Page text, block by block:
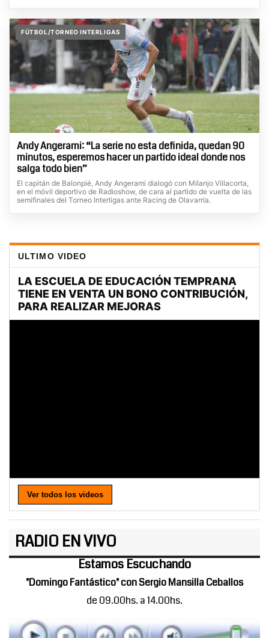
FÚTBOL/TORNEO INTERLIGAS
Andy Angerami: “La serie no esta definida, quedan 90
minutos, esperemos hacer un partido ideal donde nos
salga todo bien”
El capitán de Balonpié, Andy Angerami dialogó con Milanjo Villacorta,
en el móvil deportivo de Radioshow, de cara al partido de vuelta de las
semifinales del Torneo Interligas ante Racing de Olavarría.
ULTIMO VIDEO
Ver todos los videos
RADIO EN VIVO
Estamos Escuchando
"Domingo Fantástico" con Sergio Mansilla Ceballos
de 09.00hs. a 14.00hs.